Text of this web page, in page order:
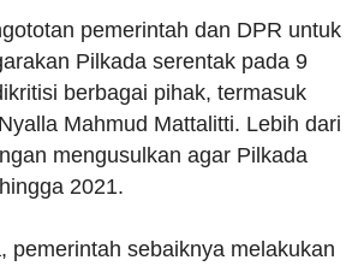
pemerintah dan DPR untuk
Pilkada serentak pada 9
berbagai pihak, termasuk
Mahmud Mattalitti. Lebih dari
mengusulkan agar Pilkada
2021.
pemerintah sebaiknya melakukan